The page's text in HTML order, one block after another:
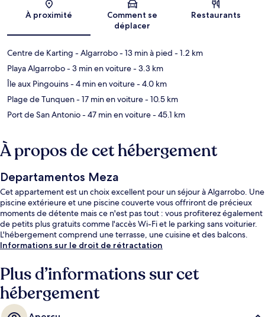
À proximité
Comment se
déplacer
Restaurants
Centre de Karting - Algarrobo- 13 min à pied - 1.2 km
Playa Algarrobo- 3 min en voiture- 3.3 km
Île aux Pingouins- 4 min en voiture- 4.0 km
Plage de Tunquen- 17 min en voiture- 10.5 km
Port de San Antonio- 47 min en voiture- 45.1 km
À propos de cet hébergement
Departamentos Meza
Cet appartement est un choix excellent pour un séjour à Algarrobo. Une
piscine extérieure et une piscine couverte vous offriront de précieux
moments de détente mais ce n'est pas tout : vous profiterez également
de petits plus gratuits comme l'accès Wi-Fi et le parking sans voiturier.
L'hébergement comprend une terrasse, une cuisine et des balcons.
Informations sur le droit de rétractation
Plus d’informations sur cet
hébergement